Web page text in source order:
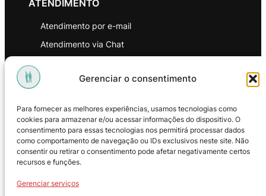
Gerenciar o consentimento
Para fornecer as melhores experiências, usamos tecnologias como
cookies para armazenar e/ou acessar informações do dispositivo. O
consentimento para essas tecnologias nos permitirá processar dados
como comportamento de navegação ou IDs exclusivos neste site. Não
consentir ou retirar o consentimento pode afetar negativamente certos
recursos e funções.
Gerenciar serviços
ATENDIMENTO
Atendimento por e-mail
Atendimento via Chat
Política de Privacidade
Política de Troca e Devoluções
Política de Reembolso